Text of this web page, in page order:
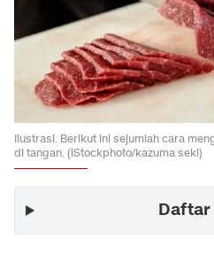
Ilustrasi. Berikut ini sejumlah cara
di tangan. (iStockphoto/kazuma seki)
Daftar